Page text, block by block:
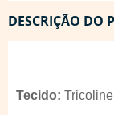
DESCRIÇÃO DO
Tecido: Tricoline